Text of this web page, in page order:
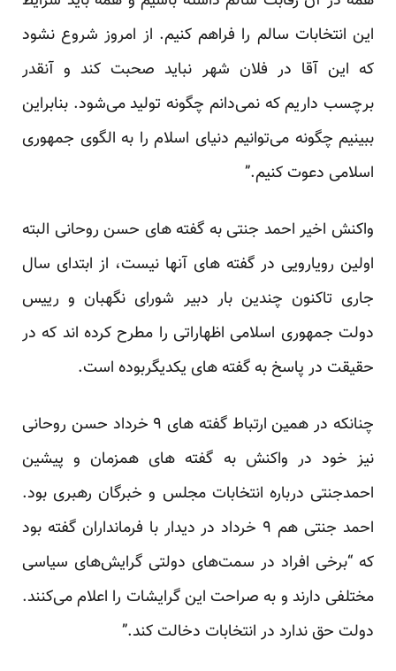
این انتخابات سالم را فراهم کنیم. از امروز شروع نشود
که این آقا در فلان شهر نباید صحبت کند و آنقدر
برچسب داریم که نمی‌دانم چگونه تولید می‌شود. بنابراین
ببینیم چگونه می‌توانیم دنیای اسلام را به الگوی جمهوری
اسلامی دعوت کنیم.”
واکنش اخیر احمد جنتی به گفته های حسن روحانی البته
اولین رویارویی در گفته های آنها نیست، از ابتدای سال
جاری تاکنون چندین بار دبیر شورای نگهبان و رییس
دولت جمهوری اسلامی اظهاراتی را مطرح کرده اند که در
حقیقت در پاسخ به گفته های یکدیگربوده است.
چنانکه در همین ارتباط گفته های ۹ خرداد حسن روحانی
نیز خود در واکنش به گفته های همزمان و پیشین
احمدجنتی درباره انتخابات مجلس و خبرگان رهبری بود.
احمد جنتی هم ۹ خرداد در دیدار با فرمانداران گفته بود
که “برخی افراد در سمت‌های دولتی گرایش‌های سیاسی
مختلفی دارند و به صراحت این گرایشات را اعلام می‌کنند.
دولت حق ندارد در انتخابات دخالت کند.”